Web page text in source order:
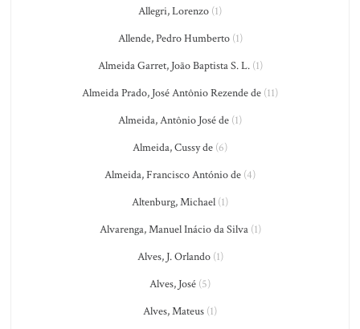
Allegri, Lorenzo (1)
Allende, Pedro Humberto(1)
Almeida Garret, João Baptista S. L.(1)
Almeida Prado, José Antônio Rezende de (11)
Almeida, Antônio José de (1)
Almeida, Cussy de (6)
Almeida, Francisco António de (4)
Altenburg, Michael (1)
Alvarenga, Manuel Inácio da Silva(1)
Alves, J. Orlando(1)
Alves, José (5)
Alves, Mateus (1)